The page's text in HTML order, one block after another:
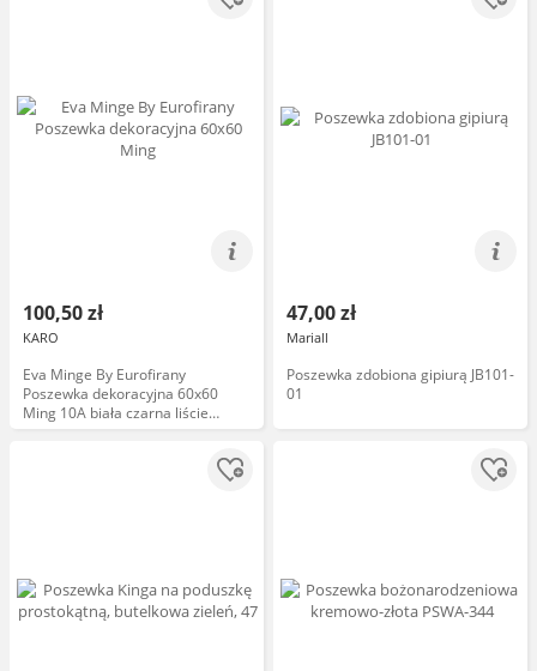
100,50 zł
KARO
Eva Minge By Eurofirany
Poszewka dekoracyjna 60x60
Ming 10A biała czarna liście
welurowa Eva Minge
47,00 zł
Mariall
Poszewka zdobiona gipiurą JB101-
01